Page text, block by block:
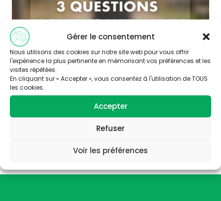
Gérer le consentement
Nous utilisons des cookies sur notre site web pour vous offrir
l'expérience la plus pertinente en mémorisant vos préférences et les
visites répétées.
En cliquant sur « Accepter », vous consentez à l'utilisation de TOUS
les cookies.
Accepter
Refuser
Voir les préférences